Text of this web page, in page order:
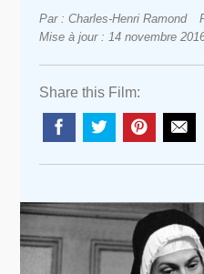
Par : Charles-Henri Ramond
Mise à jour : 14 novembre
Share this Film: